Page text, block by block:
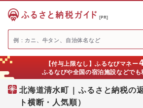
[PR]
【付与上限なし】ふるなびマネー
ふるなびや全国の宿泊施設などでも
北海道清水町 | ふるさと納税の
ト横断・人気順）